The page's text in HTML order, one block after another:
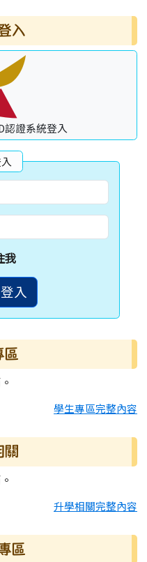
入
證系統登入
我
入
區
學生專區完整內容
關
升學相關完整內容
區